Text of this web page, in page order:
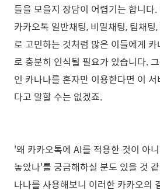
들을 모을지 장담이 어렵기는 합니다
카카오톡 일반채팅, 비밀채팅, 팀채팅
로 고민하는 것처럼 많은 이들에게
로 충분히 인식될 필요가 있습니다.
인 카나나를 혼자만 이용한다면 이
다고 말할 수는 없겠죠.
'왜 카카오톡에 AI를 적용한 것이 아
놓았나'를 궁금해하실 분도 있을 것
나나를 사용해보니 이러한 카카오의